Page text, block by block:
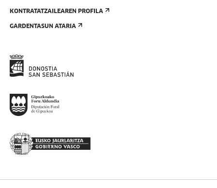
KONTRATATZAILEAREN PROFILA
GARDENTASUN ATARIA